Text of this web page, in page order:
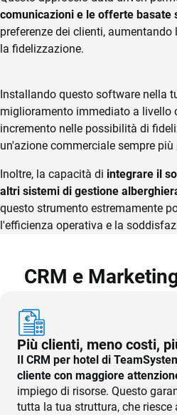
Ecommerce
Email Marketing
Financial Solutions
HR
Trust Services
TeamSystem Corporate
TeamSystem Store
Fatturazione
Elettronica
PAGAMENTI
DIGITALI
Integrazione TS
Pay
Monetica
Revenue
comunicazioni e le offerte basate
preferenze dei clienti,
la fidelizzazione.
Installando questo software nella
miglioramento immediato a livello
incremento nelle possibilità di
un'azione commerciale sempre più
Inoltre, la capacità di integrare il
altri sistemi di gestione
questo strumento estremamente
l'efficienza operativa e la
CRM e
Più clienti, meno costi,
Il CRM per hotel di
cliente con maggiore
impiego di risorse. Questo
tutta la tua struttura, che riesce